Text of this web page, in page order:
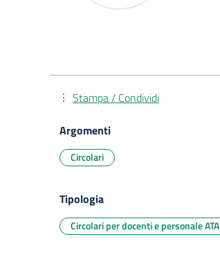
Stampa / Condividi
Argomenti
Circolari
Tipologia
Circolari per docenti e personale ATA